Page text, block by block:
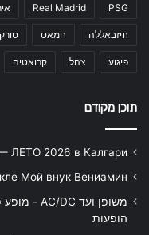
PSG
Real Madrid
חיזבאללה חמאס
פיגוע צהל קרואטיה
תוכן מקודם
— ЛЕТО 2026 в Калгари
Мой внук Вениамин
הופעות